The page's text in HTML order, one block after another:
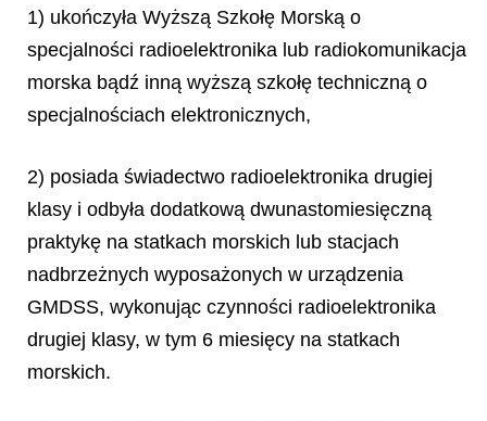
1) ukończyła Wyższą Szkołę Morską o
specjalności radioelektronika lub radiokomunikacja
morska bądź inną wyższą szkołę techniczną o
specjalnościach elektronicznych,
2) posiada świadectwo radioelektronika drugiej
klasy i odbyła dodatkową dwunastomiesięczną
praktykę na statkach morskich lub stacjach
nadbrzeżnych wyposażonych w urządzenia
GMDSS, wykonując czynności radioelektronika
drugiej klasy, w tym 6 miesięcy na statkach
morskich.